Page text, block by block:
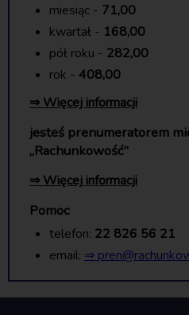
miesiąc - 71,00
kwartał - 168,00
pół roku - 282,00
rok - 408,00
⇒ Więcej informacji
jesteś prenumeratorem
„Rachunkowość”
⇒ Więcej informacji
Pomoc
telefon: 22 826 56 21
email: ⇒